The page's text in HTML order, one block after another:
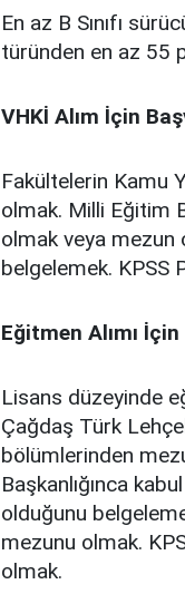
En az B Sınıfı
türünden en az 55
VHKİ Alım İçin
Fakültelerin Kamu
olmak. Milli Eğitim
olmak veya
belgelemek. KPSS
Eğitmen Alımı
Lisans düzeyinde
Çağdaş Türk
bölümlerinden
Başkanlığınca
olduğunu
mezunu olmak.
olmak.